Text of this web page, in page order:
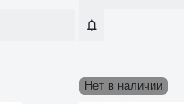
Нет в наличии